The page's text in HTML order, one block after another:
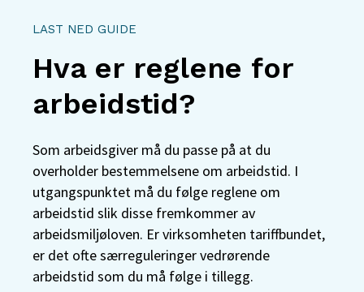
LAST NED GUIDE
Hva er reglene for
arbeidstid?
Som arbeidsgiver må du passe på at du
overholder bestemmelsene om arbeidstid. I
utgangspunktet må du følge reglene om
arbeidstid slik disse fremkommer av
arbeidsmiljøloven. Er virksomheten tariffbundet,
er det ofte særreguleringer vedrørende
arbeidstid som du må følge i tillegg.